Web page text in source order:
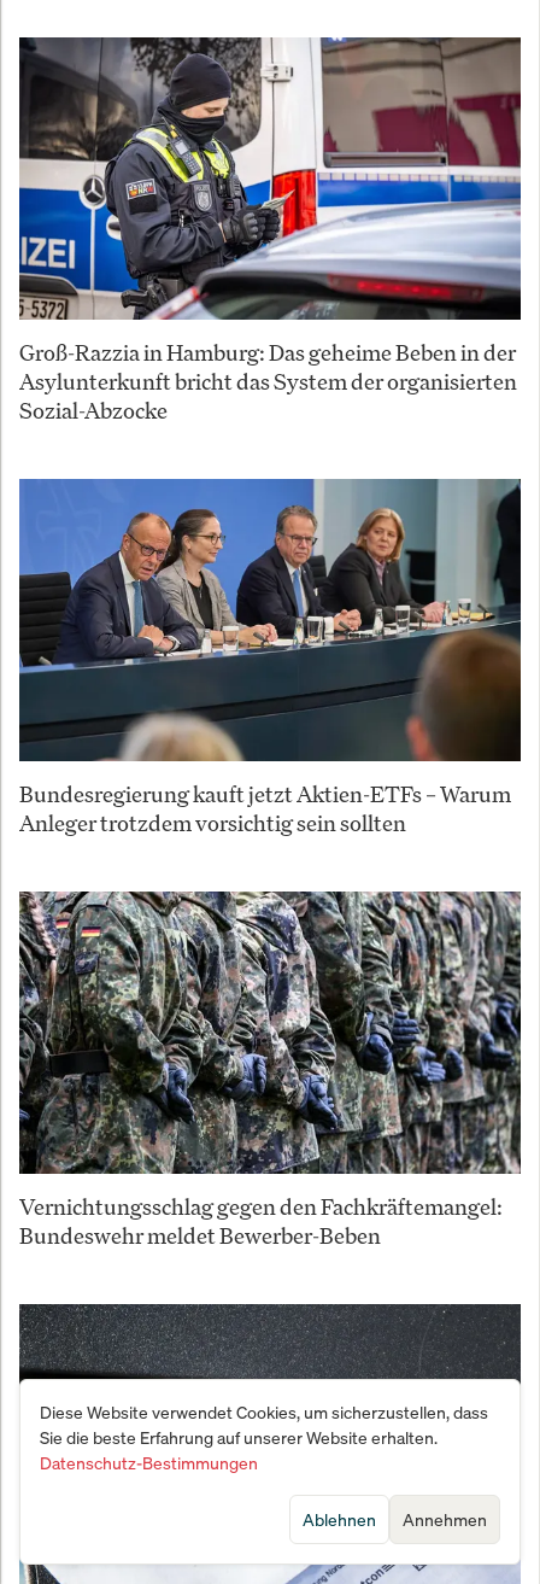
Groß-Razzia in Hamburg: Das geheime Beben in der
Asylunterkunft bricht das System der organisierten
Sozial-Abzocke
Bundesregierung kauft jetzt Aktien-ETFs – Warum
Anleger trotzdem vorsichtig sein sollten
Vernichtungsschlag gegen den Fachkräftemangel:
Bundeswehr meldet Bewerber-Beben
Diese Website verwendet Cookies, um sicherzustellen, dass
Sie die beste Erfahrung auf unserer Website erhalten.
Datenschutz-Bestimmungen
Annehmen
Ablehnen